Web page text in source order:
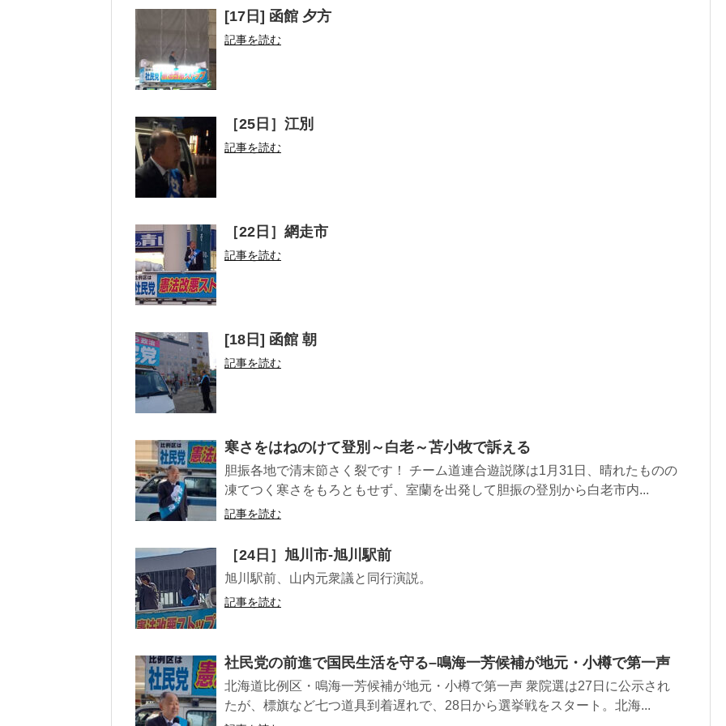
[17日] 函館 夕方
記事を読む
［25日］江別
記事を読む
［22日］網走市
記事を読む
[18日] 函館 朝
記事を読む
寒さをはねのけて登別～白老～苫小牧で訴える
胆振各地で清末節さく裂です！ チーム道連合遊説隊は1月31日、晴れたものの
凍てつく寒さをもろともせず、室蘭を出発して胆振の登別から白老市内...
記事を読む
［24日］旭川市-旭川駅前
旭川駅前、山内元衆議と同行演説。
記事を読む
社民党の前進で国民生活を守る–鳴海一芳候補が地元・小樽で第一声
北海道比例区・鳴海一芳候補が地元・小樽で第一声 衆院選は27日に公示され
たが、標旗など七つ道具到着遅れで、28日から選挙戦をスタート。北海...